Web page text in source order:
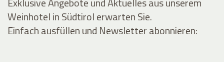
Weinhotel in Südtirol erwarten Sie.
Einfach ausfüllen und Newsletter abonnieren: